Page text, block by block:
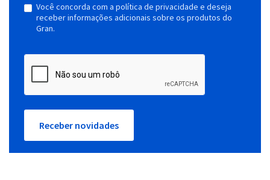
Você concorda com a política de privacidade e deseja
receber informações adicionais sobre os produtos do
Gran.
Receber novidades